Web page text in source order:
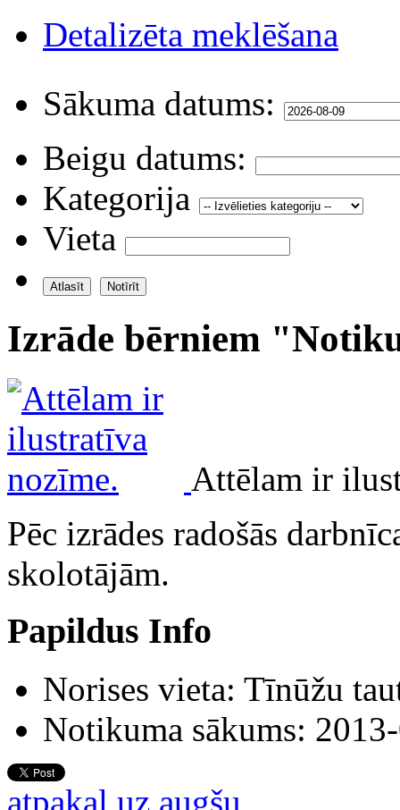
Detalizēta meklēšana
Sākuma datums:
Beigu datums:
Kategorija
Vieta
Izrāde bērniem
Attēlam ir
Pēc izrādes radošās
skolotājām.
Papildus Info
Norises vieta: Tīnūžu
Notikuma sākums:
atpakaļ uz augšu